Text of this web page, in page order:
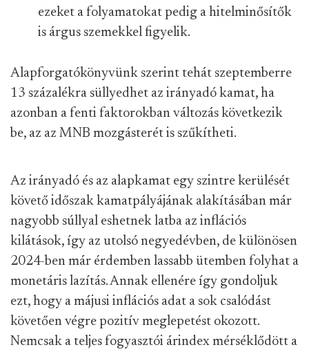
ezeket a folyamatokat pedig a hitelminősítők
is árgus szemekkel figyelik.
Alapforgatókönyvünk szerint tehát szeptemberre
13 százalékra süllyedhet az irányadó kamat, ha
azonban a fenti faktorokban változás következik
be, az az MNB mozgásterét is szűkítheti.
Az irányadó és az alapkamat egy szintre kerülését
követő időszak kamatpályájának alakításában már
nagyobb súllyal eshetnek latba az inflációs
kilátások, így az utolsó negyedévben, de különösen
2024-ben már érdemben lassabb ütemben folyhat a
monetáris lazítás. Annak ellenére így gondoljuk
ezt, hogy a májusi inflációs adat a sok csalódást
követően végre pozitív meglepetést okozott.
Nemcsak a teljes fogyasztói árindex mérséklődött a